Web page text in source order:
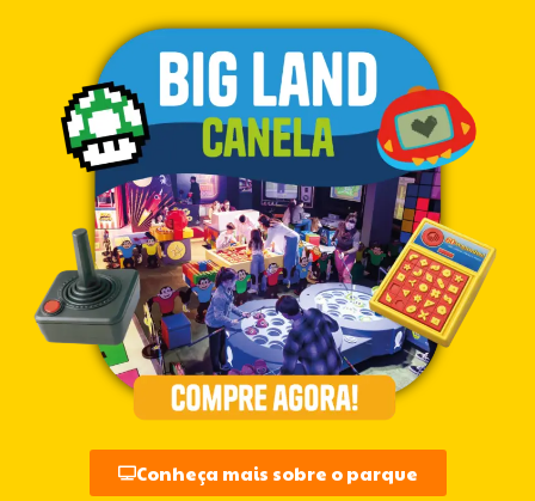
Conheça mais sobre o parque